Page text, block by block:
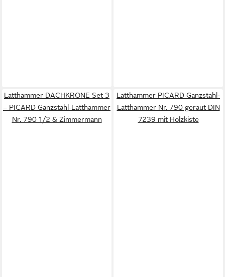
Latthammer DACHKRONE Set 3
– PICARD Ganzstahl-Latthammer
Nr. 790 1/2 & Zimmermann
Latthammer PICARD Ganzstahl-
Latthammer Nr. 790 geraut DIN
7239 mit Holzkiste